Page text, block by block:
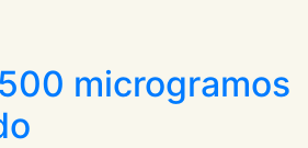
microgramos